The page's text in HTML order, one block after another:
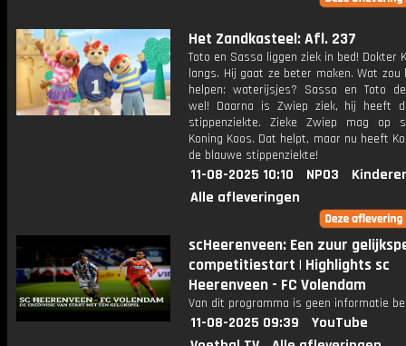
Het Zandkasteel: Afl. 237
Toto en Sassa liggen ziek in bed! Dokter
langs. Hij gaat ze beter maken. Wat
helpen: waterijsjes? Sassa en Toto
wel! Daarna is Zwiep ziek, hij heeft
stippenziekte. Zieke Zwiep mag op
Koning Koos. Dat helpt, maar nu heeft
de blauwe stippenziekte!
11-08-2025 10:10 NPO3
Alle afleveringen
scHeerenveen: Een zuur
competitiestart | Highlights sc
Heerenveen - FC Volendam
Van dit programma is geen informatie
11-08-2025 09:39
YouTube